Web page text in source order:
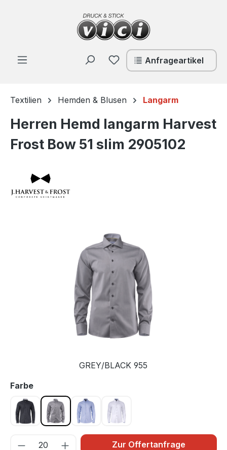
Zum Hauptinhalt springen
Du hast 0 Produkte auf
Anfrageartikel
Textilien Hemden & Blusen Langarm
Herren Hemd langarm Harvest
Frost Bow 51 slim 2905102
Bildergalerie überspringen
GREY/BLACK 955
Farbeauswählen
BLACK 905GREY/BLACK 955SKY BLUE/NAVY 505
WHITE/SKY BLUE 105
Zur Offertanfrage